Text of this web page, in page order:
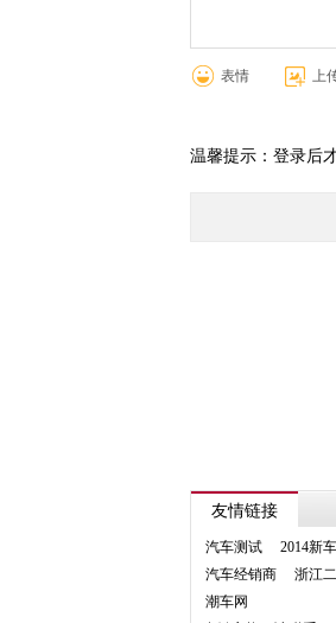
表情 上
温馨提示：登录后
友情链接
汽车测试 2014新
汽车经销商
浙江
潮车网